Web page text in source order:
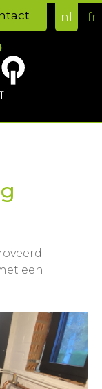
nl fr
een